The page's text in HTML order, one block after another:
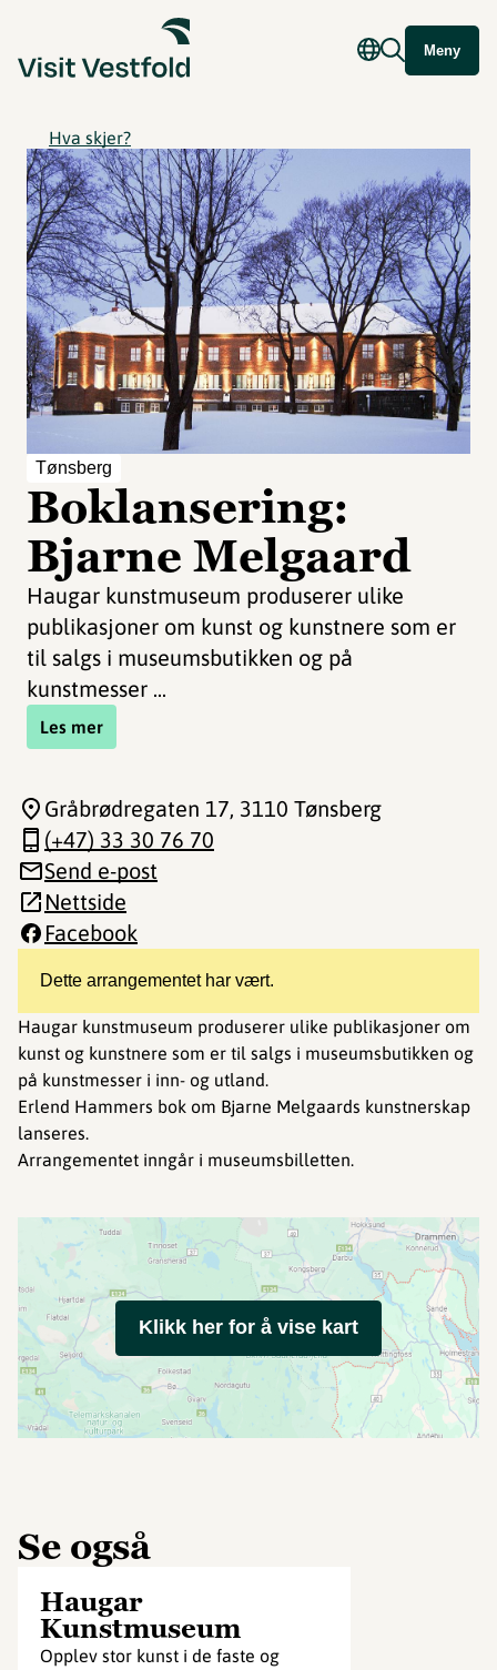
Meny
Hva skjer?
Tønsberg
Boklansering:
Bjarne Melgaard
Haugar kunstmuseum produserer ulike
publikasjoner om kunst og kunstnere som er
til salgs i museumsbutikken og på
kunstmesser ...
Les mer
Dette arrangementet har vært.
Haugar kunstmuseum produserer ulike publikasjoner om
kunst og kunstnere som er til salgs i museumsbutikken og
på kunstmesser i inn- og utland.
Erlend Hammers bok om Bjarne Melgaards kunstnerskap
lanseres.
Arrangementet inngår i museumsbilletten.
Gråbrødregaten 17, 3110 Tønsberg
(+47) 33 30 76 70
Send e-post
Nettside
Facebook
Klikk her for å vise kart
Se også
Haugar
Kunstmuseum
Opplev stor kunst i de faste og